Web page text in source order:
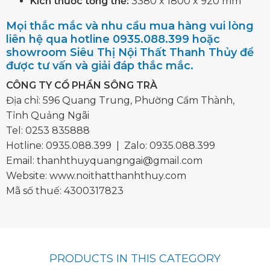
Mọi thắc mắc và nhu cầu mua hàng vui lòng
liên hệ qua hotline 0935.088.399 hoặc
showroom Siêu Thị Nội Thất Thanh Thủy để
được tư vấn và giải đáp thắc mắc.
CÔNG TY CỔ PHẦN SÔNG TRÀ
Địa chỉ: 596 Quang Trung, Phường Cẩm Thành,
Tỉnh Quảng Ngãi
Tel: 0253 835888
Hotline: 0935.088.399 | Zalo: 0935.088.399
Email: thanhthuyquangngai@gmail.com
Website: www.noithatthanhthuy.com
Mã số thuế: 4300317823
PRODUCTS IN THIS CATEGORY